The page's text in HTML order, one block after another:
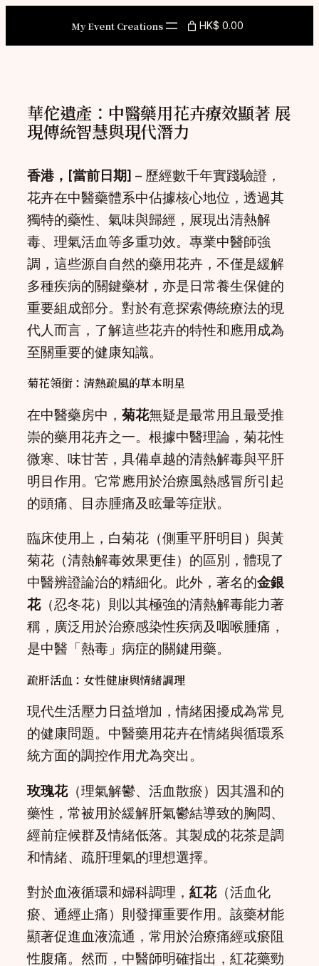
content
My Event Creations HK$ 0.00
華佗遺產：中醫藥用花卉療效顯著 展
現傳統智慧與現代潛力
香港，[當前日期] – 歷經數千年實踐驗證，
花卉在中醫藥體系中佔據核心地位，透過其
獨特的藥性、氣味與歸經，展現出清熱解
毒、理氣活血等多重功效。專業中醫師強
調，這些源自自然的藥用花卉，不僅是緩解
多種疾病的關鍵藥材，亦是日常養生保健的
重要組成部分。對於有意探索傳統療法的現
代人而言，了解這些花卉的特性和應用成為
至關重要的健康知識。
菊花領銜：清熱疏風的草本明星
在中醫藥房中， 菊花無疑是最常用且最受推
崇的藥用花卉之一。根據中醫理論，菊花性
微寒、味甘苦，具備卓越的清熱解毒與平肝
明目作用。它常應用於治療風熱感冒所引起
的頭痛、目赤腫痛及眩暈等症狀。
臨床使用上，白菊花（側重平肝明目）與黃
菊花（清熱解毒效果更佳）的區別，體現了
中醫辨證論治的精細化。此外，著名的金銀
花（忍冬花）則以其極強的清熱解毒能力著
稱，廣泛用於治療感染性疾病及咽喉腫痛，
是中醫「熱毒」病症的關鍵用藥。
疏肝活血：女性健康與情緒調理
現代生活壓力日益增加，情緒困擾成為常見
的健康問題。中醫藥用花卉在情緒與循環系
統方面的調控作用尤為突出。
玫瑰花（理氣解鬱、活血散瘀）因其溫和的
藥性，常被用於緩解肝氣鬱結導致的胸悶、
經前症候群及情緒低落。其製成的花茶是調
和情緒、疏肝理氣的理想選擇。
對於血液循環和婦科調理， 紅花（活血化
瘀、通經止痛）則發揮重要作用。該藥材能
顯著促進血液流通，常用於治療痛經或瘀阻
性腹痛。然而，中醫師明確指出，紅花藥勁